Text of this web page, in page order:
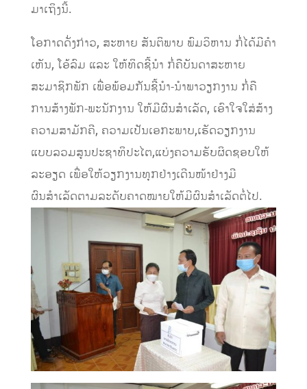
ມາເຖິງນີ້.
ໂອກາດດັ່ງກ່າວ, ສະຫາຍ ສັນຕິພາບ ພົມວິຫານ ກໍ່ໄດ້ມີຄຳ
ເຫັນ, ໂອ້ລົມ ແລະ ໃຫ້ທິດຊີ້ນຳ ກໍ່ຄືບັນດາສະຫາຍ
ສະມາຊິກພັກ ເພື່ອພ້ອມກັນຊີ້ນຳ-ນຳພາວຽກງານ ກໍ່ຄື
ການສ້າງພັກ-ພະນັກງານ ໃຫ້ມີຜົນສຳເລັດ, ເອົາໃຈໃສ່ສ້າງ
ຄວາມສາມັກຄີ, ຄວາມເປັນເອກະພາບ,ເຮັດວຽກງານ
ແບບລວມສູນປະຊາທິປະໄຕ,ແບ່ງຄວາມຮັບຜິດຊອບໃຫ້
ລະອຽດ ເພື່ອໃຫ້ວຽກງານທຸກຢ່າງເດີນໜ້າຢ່າງມີ
ຜົນສຳເລັດຕາມລະດັບຄາດໝາຍໃຫ້ມີຜົນສຳເລັດຕໍ່ໄປ.